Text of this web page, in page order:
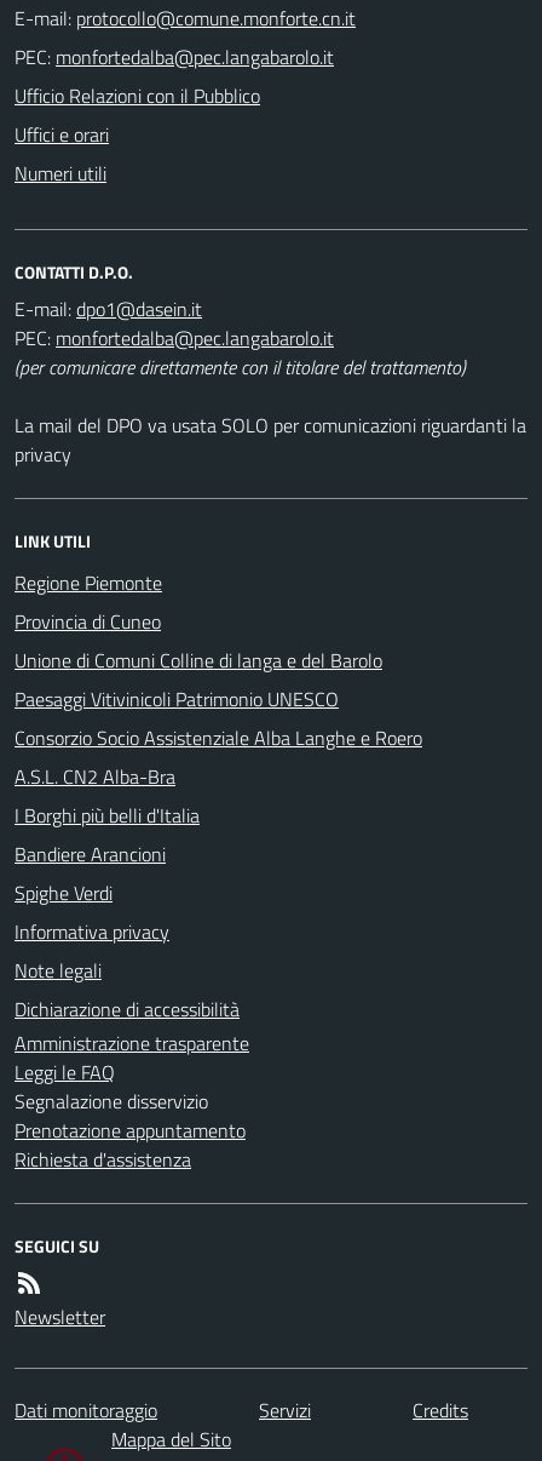
E-mail:
PEC:
Ufficio Relazioni con il Pubblico
Uffici e orari
Numeri utili
CONTATTI D.P.O.
E-mail:
PEC:
(per comunicare direttamente con il titolare del trattamento)
La mail del DPO va usata SOLO per comunicazioni riguardanti la
privacy
LINK UTILI
Regione Piemonte
Provincia di Cuneo
Unione di Comuni Colline di langa e del Barolo
Paesaggi Vitivinicoli Patrimonio UNESCO
Consorzio Socio Assistenziale Alba Langhe e Roero
A.S.L. CN2 Alba-Bra
I Borghi più belli d'Italia
Bandiere Arancioni
Spighe Verdi
Informativa privacy
Note legali
Dichiarazione di accessibilità
Amministrazione trasparente
Leggi le FAQ
Segnalazione disservizio
Prenotazione appuntamento
Richiesta d'assistenza
SEGUICI SU
Newsletter
Dati monitoraggio Servizi
Credits
Mappa del Sito